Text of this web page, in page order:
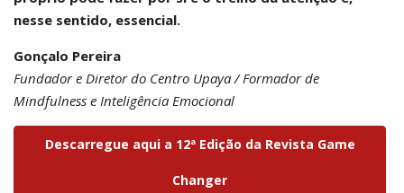
nesse sentido, essencial.
Gonçalo Pereira
Fundador e Diretor do Centro Upaya / Formador de
Mindfulness e Inteligência Emocional
Descarregue aqui a 12ª Edição da Revista Game
Changer